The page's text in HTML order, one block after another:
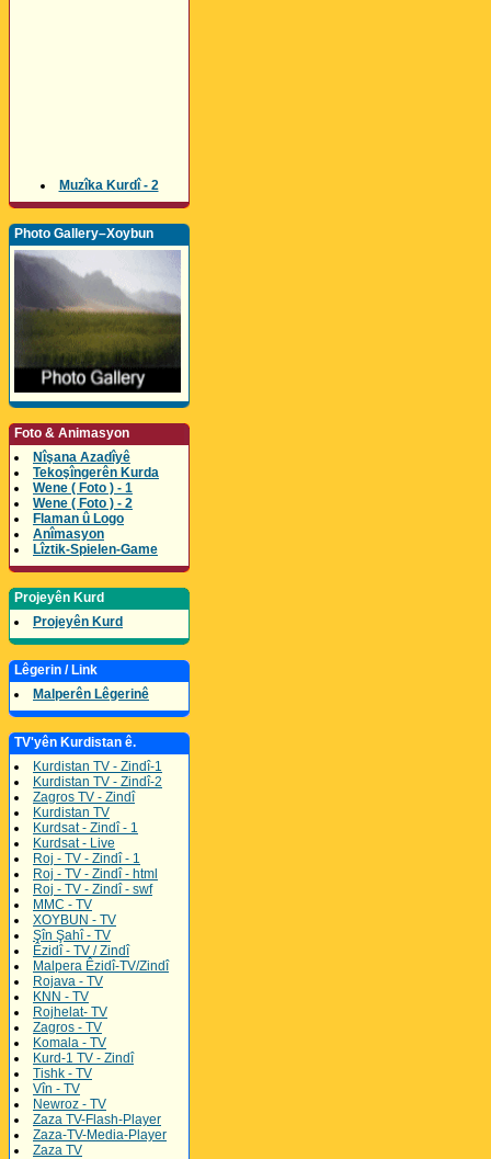
Muzîka Kurdî - 2
Photo Gallery–Xoybun
Foto & Animasyon
Nîşana Azadîyê
Tekoşîngerên Kurda
Wene ( Foto ) - 1
Wene ( Foto ) - 2
Flaman û Logo
Anîmasyon
Lîztik-Spielen-Game
Projeyên Kurd
Projeyên Kurd
Lêgerin / Link
Malperên Lêgerinê
TV'yên Kurdistan ê.
Kurdistan TV - Zindî-1
Kurdistan TV - Zindî-2
Zagros TV - Zindî
Kurdistan TV
Kurdsat - Zindî - 1
Kurdsat - Live
Roj - TV - Zindî - 1
Roj - TV - Zindî - html
Roj - TV - Zindî - swf
MMC - TV
XOYBUN - TV
Şîn Şahî - TV
Êzidî - TV / Zindî
Malpera Êzidî-TV/Zindî
Rojava - TV
KNN - TV
Rojhelat- TV
Zagros - TV
Komala - TV
Kurd-1 TV - Zindî
Tishk - TV
Vîn - TV
Newroz - TV
Zaza TV-Flash-Player
Zaza-TV-Media-Player
Zaza TV